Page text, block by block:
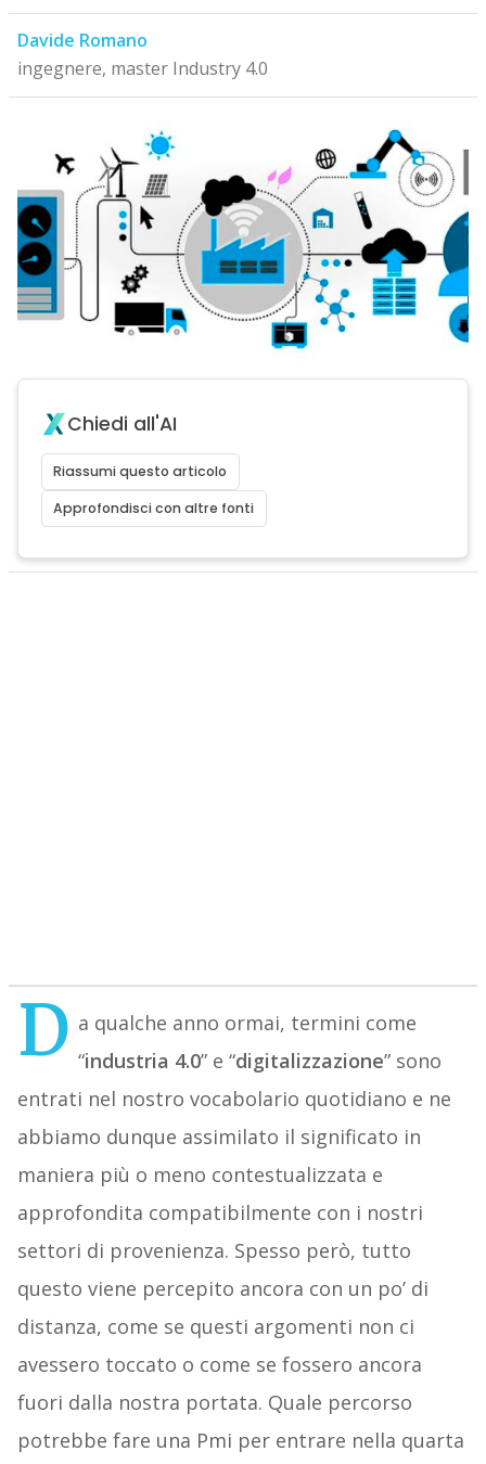
Davide Romano
ingegnere, master Industry 4.0
Chiedi all'AI
Riassumi questo articolo
Approfondisci con altre fonti
D a qualche anno ormai, termini come
“industria 4.0” e “digitalizzazione” sono
entrati nel nostro vocabolario quotidiano e ne
abbiamo dunque assimilato il significato in
maniera più o meno contestualizzata e
approfondita compatibilmente con i nostri
settori di provenienza. Spesso però, tutto
questo viene percepito ancora con un po’ di
distanza, come se questi argomenti non ci
avessero toccato o come se fossero ancora
fuori dalla nostra portata. Quale percorso
potrebbe fare una Pmi per entrare nella quarta